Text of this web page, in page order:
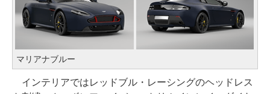
マリアナブルー
インテリアではレッドブル・レーシングのヘッドレス